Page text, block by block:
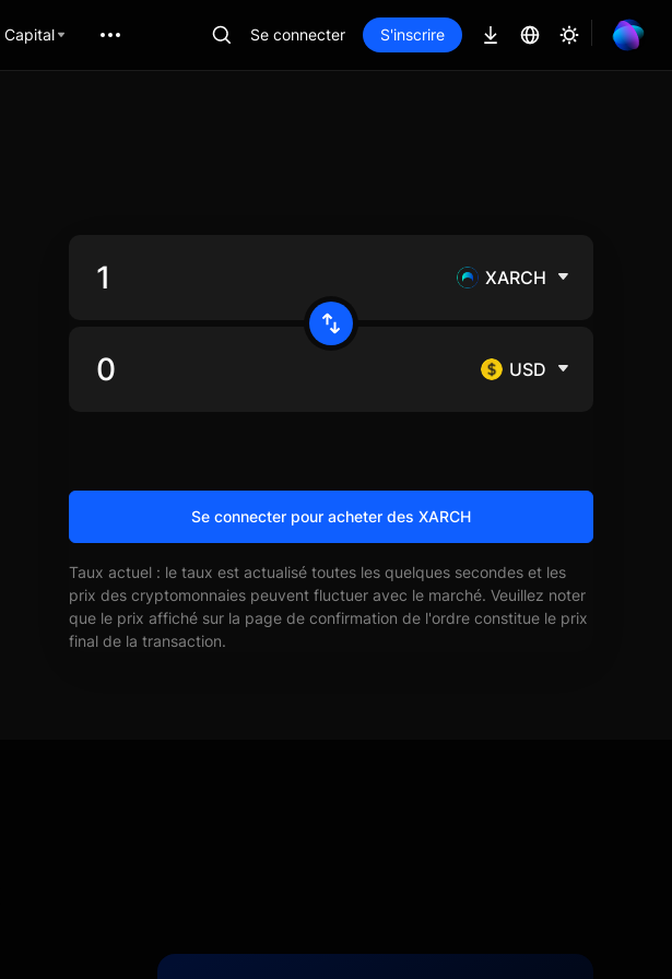
Capital Se connecter S'inscrire
XARCH
USD
Se connecter pour acheter des XARCH
Taux actuel : le taux est actualisé toutes les quelques secondes et les
prix des cryptomonnaies peuvent fluctuer avec le marché. Veuillez noter
que le prix affiché sur la page de confirmation de l'ordre constitue le prix
final de la transaction.